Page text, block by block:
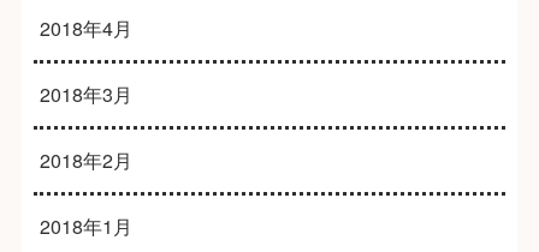
2018年4月
2018年3月
2018年2月
2018年1月